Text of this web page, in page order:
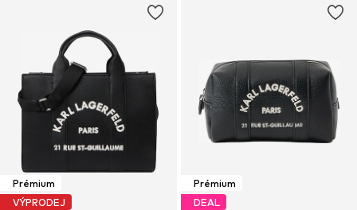
Prémium
VÝPRODEJ
Prémium
DEAL